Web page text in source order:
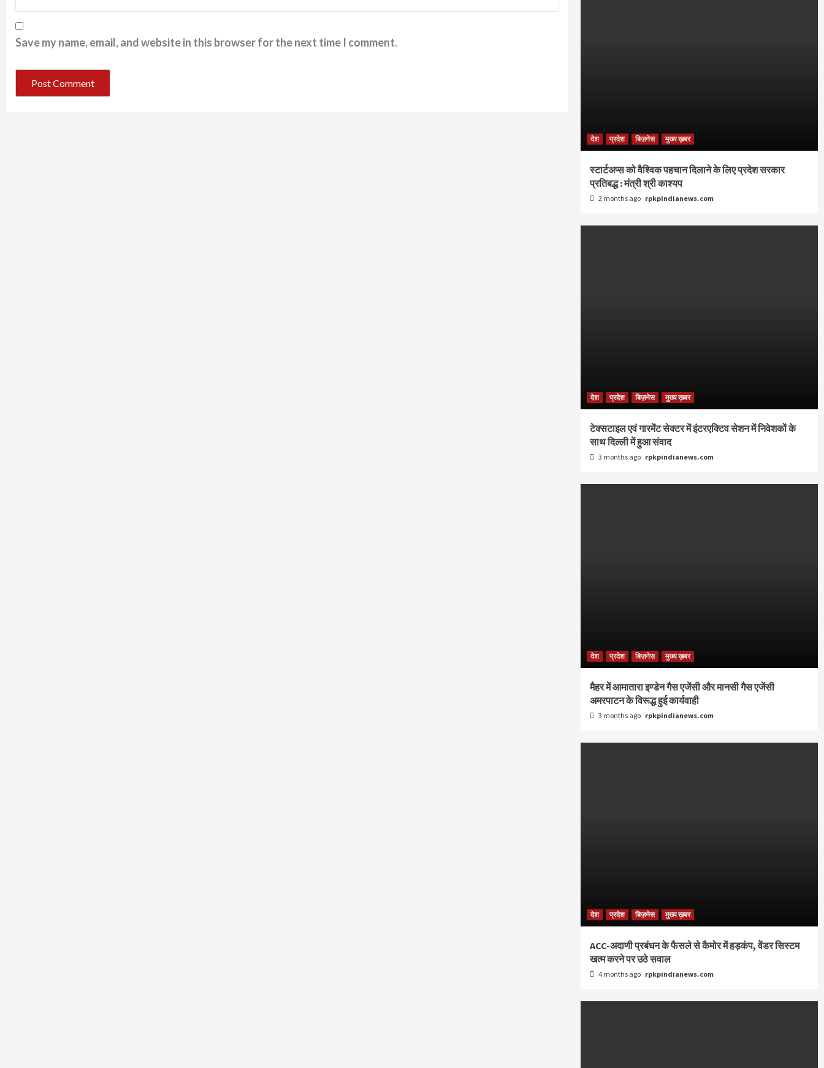
Save my name, email, and website in this browser for the next time I comment.
देश प्रदेश बिज़नेस मुख्य ख़बर
स्टार्टअप्स को वैश्विक पहचान दिलाने के लिए प्रदेश सरकार
प्रतिबद्ध : मंत्री श्री काश्यप
2 months ago rpkpindianews.com
देश प्रदेश बिज़नेस मुख्य ख़बर
टेक्सटाइल एवं गारमेंट सेक्टर में इंटरएक्टिव सेशन में निवेशकों के
साथ दिल्ली में हुआ संवाद
3 months ago rpkpindianews.com
देश प्रदेश बिज़नेस मुख्य ख़बर
मैहर में आमातारा इण्डेन गैस एजेंसी और मानसी गैस एजेंसी
अमरपाटन के विरूद्ध हुई कार्यवाही
3 months ago rpkpindianews.com
देश प्रदेश बिज़नेस मुख्य ख़बर
ACC-अदाणी प्रबंधन के फैसले से कैमोर में हड़कंप, वेंडर सिस्टम
खत्म करने पर उठे सवाल
4 months ago rpkpindianews.com